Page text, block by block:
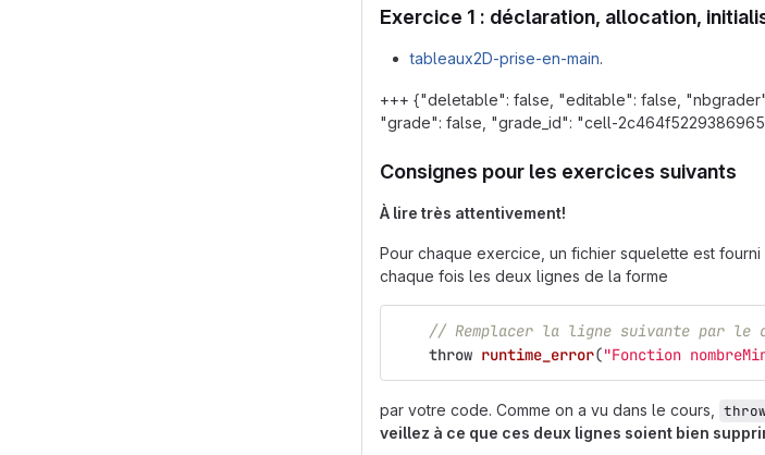
Exercice 1 : déclaration, allocation,
tableaux2D-prise-en-main.
+++ {"deletable": false, "editable": false,
"grade": false, "grade_id": "cell-
Consignes pour les exercices suivants
À lire très attentivement!
Pour chaque exercice, un fichier squelette est
chaque fois les deux lignes de la forme
// Remplacer la ligne suivante par le
throw runtime_error("Fonction
par votre code. Comme on a vu dans le cours, throw
veillez à ce que ces deux lignes soient bien